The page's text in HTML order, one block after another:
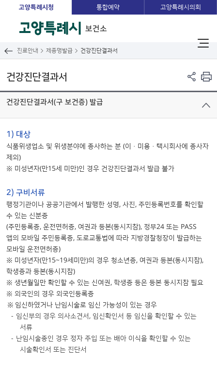
고양특례시청 통합예약 고양특례시의회
보건소
진료안내 제증명발급 건강진단결과서
건강진단결과서
건강진단결과서(구 보건증) 발급
1) 대상
식품위생업소 및 위생분야에 종사하는 분 (이·미용·택시회사에 종사자
제외)
※ 미성년자(만15세 미만)인 경우 건강진단결과서 발급 불가
2) 구비서류
행정기관이나 공공기관에서 발행한 성명, 사진, 주민등록번호를 확인할
수 있는 신분증
(주민등록증, 운전면허증, 여권과 등본(동시지참), 정부24 또는 PASS
앱의 모바일 주민등록증, 도로교통법에 따라 지방경찰청장이 발급하는
모바일 운전면허증)
※ 미성년자(만15~19세미만)의 경우 청소년증, 여권과 등본(동시지참),
학생증과 등본(동시지참)
※ 생년월일만 확인할 수 있는 신여권, 학생증 등은 등본 동시지참 필요
※ 외국인의 경우 외국인등록증
임신하였거나 난임시술로 임신 가능성이 있는 경우
임신부의 경우 의사소견서, 임신확인서 등 임신을 확인할 수 있는
서류
난임시술중인 경우 정자 주입 또는 배아 이식을 확인할 수 있는
시술확인서 또는 진단서